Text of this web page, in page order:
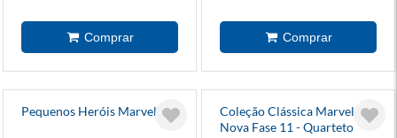
Pequenos Heróis Marvel 9
Coleção Clássica Marvel:
Nova Fase 11 - Quarteto